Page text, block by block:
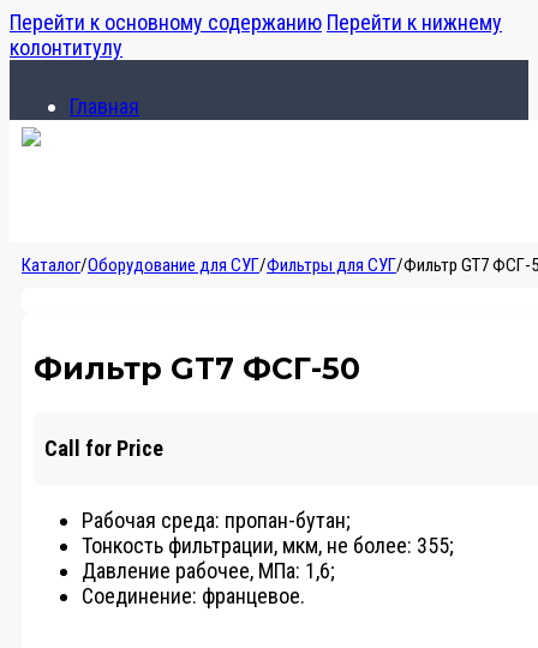
Перейти к основному содержанию Перейти к нижнему
колонтитулу
Главная
Каталог
Каталог/Оборудование для СУГ/Фильтры для СУГ/Фильтр GT7 ФСГ-
Фильтр GT7 ФСГ-50
Call for Price
Рабочая среда: пропан-бутан;
Тонкость фильтрации, мкм, не более: 355;
Давление рабочее, МПа: 1,6;
Соединение: францевое.